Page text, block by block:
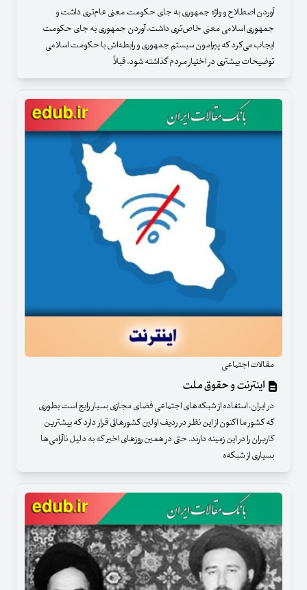
آوردن اصطلاح و واژه جمهوری به جای حکومت معنی عام‌تری داشت و
جمهوری اسلامی معنی خاص‌تری داشت. آوردن جمهوری به جای حکومت
ایجاب می‌کرد که پیرامون سیستم جمهوری و رابطه‌اش با حکومت اسلامی
توضیحات بیشتری در اختیار مردم گذاشته شود. قبلاً
مقالات اجتماعی
اینترنت و حقوق ملت
در ایران، استفاده از شبکه‌های اجتماعی فضای مجازی بسیار رایج است بطوری
که کشور ما اکنون از این نظر در ردیف اولین کشورهائی قرار دارد که بیشترین
کاربران را در این زمینه دارند. حتی در همین روزهای اخیر که به دلیل ناآرامی‌ها
بسیاری از شبکه‌ه